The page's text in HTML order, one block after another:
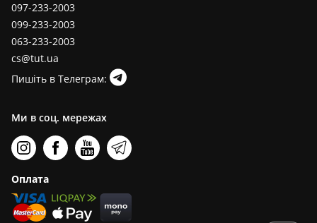
097-233-2003
099-233-2003
063-233-2003
cs@tut.ua
Пишіть в Телеграм:
Ми в соц. мережах
Оплата